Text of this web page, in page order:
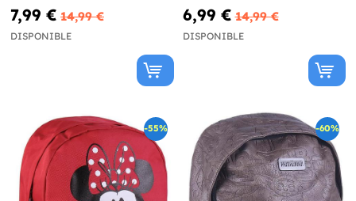
7,99 € 14,99 €
DISPONIBLE
6,99 € 14,99 €
DISPONIBLE
-55% -60%